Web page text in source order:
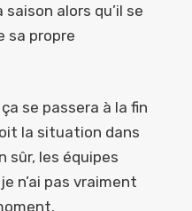
alors qu’il se
sa propre
se passera à la fin
la situation dans
sûr, les équipes
n’ai pas vraiment